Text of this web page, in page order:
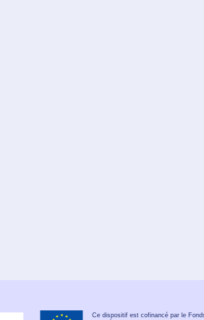
Ce dispositif est cofinancé par le